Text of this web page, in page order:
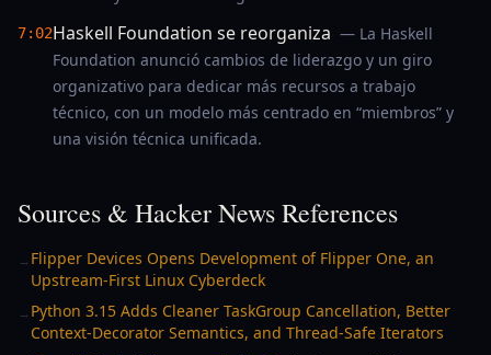
7:02Haskell Foundation se reorganiza — La Haskell
Foundation anunció cambios de liderazgo y un giro
organizativo para dedicar más recursos a trabajo
técnico, con un modelo más centrado en “miembros” y
una visión técnica unificada.
Sources & Hacker News References
→ Flipper Devices Opens Development of Flipper One, an
Upstream-First Linux Cyberdeck
→ Python 3.15 Adds Cleaner TaskGroup Cancellation, Better
Context-Decorator Semantics, and Thread-Safe Iterators